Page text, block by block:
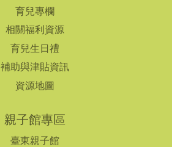
育兒專欄
相關福利資源
育兒生日禮
補助與津貼資訊
資源地圖
親子館專區
臺東親子館